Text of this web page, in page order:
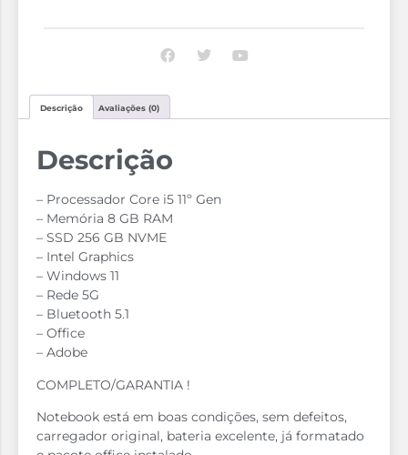
Descrição Avaliações (0)
Descrição
– Processador Core i5 11º Gen
– Memória 8 GB RAM
– SSD 256 GB NVME
– ⁠Intel Graphics
– Windows 11
– Rede 5G
– Bluetooth 5.1
– Office
– Adobe
COMPLETO/GARANTIA !
Notebook está em boas condições, sem defeitos,
carregador original, bateria excelente, já formatado